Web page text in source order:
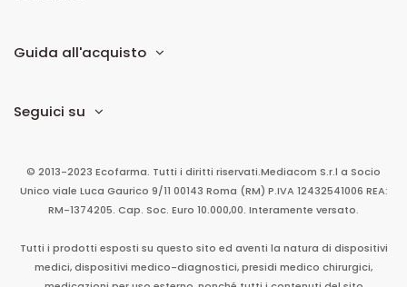
Guida all'acquisto
Seguici su
© 2013-2023 Ecofarma. Tutti i diritti riservati.Mediacom S.r.l a Socio
Unico viale Luca Gaurico 9/11 00143 Roma (RM) P.IVA 12432541006 REA:
RM-1374205. Cap. Soc. Euro 10.000,00. Interamente versato.
Tutti i prodotti esposti su questo sito ed aventi la natura di dispositivi
medici, dispositivi medico-diagnostici, presidi medico chirurgici,